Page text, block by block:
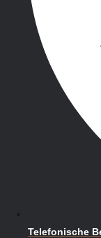
Telefonische